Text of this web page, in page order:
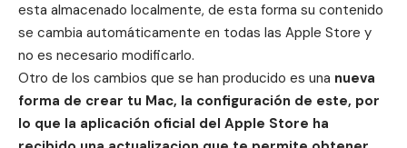
esta almacenado localmente, de esta forma su contenido
se cambia automáticamente en todas las Apple Store y
no es necesario modificarlo.
Otro de los cambios que se han producido es una nueva
forma de crear tu Mac, la configuración de este, por
lo que la aplicación oficial del Apple Store ha